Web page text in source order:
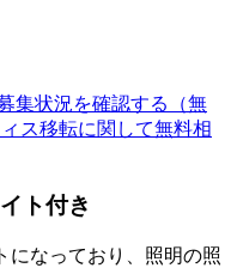
集状況を確認する（無
ス移転に関して無料相
ト付き
になっており、照明の照